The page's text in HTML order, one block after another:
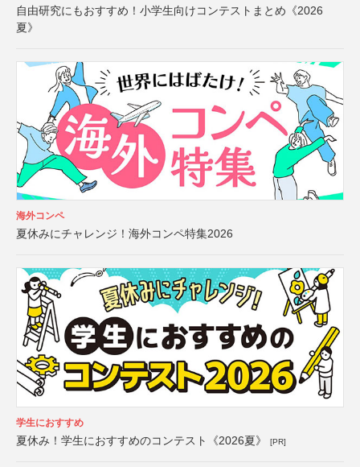
自由研究にもおすすめ！小学生向けコンテストまとめ《2026
夏》
海外コンペ
夏休みにチャレンジ！海外コンペ特集2026
学生におすすめ
夏休み！学生におすすめのコンテスト《2026夏》 [PR]